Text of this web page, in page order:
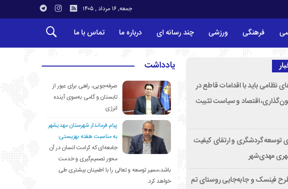
جمعه, ۱۶ مرداد , ۱۴۰۵
فرهنگی ورزشی چند رسانه ای درباره ما تماس با ما
نظامی باید با اقدامات قاطع در
اقتصاد و سیاست تثبیت
توسعه گردشگری و ارتقای کیفیت
مهدی‌شهر
فینسک و جابه‌جایی روستای تم
یادداشت
صرفه‌جویی، راهی برای عبور از
تابستان و گامی به‌سوی آینده
انرژی
پیام فرماندار شهرستان مهدیشهر
به مناسبت هفته بهزیستی:
جامعه‌ای که کرامت انسان در آن
محور تصمیم‌گیری و خدمت
باشد،مسیر توسعه و تعالی را با اطمینان بیشتری طی
خواهد کرد.